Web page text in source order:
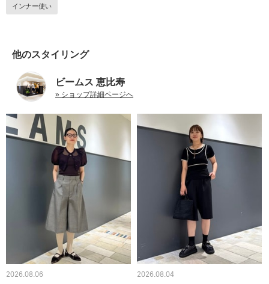
インナー使い
他のスタイリング
ビームス 恵比寿
» ショップ詳細ページへ
2026.08.06 2026.08.04